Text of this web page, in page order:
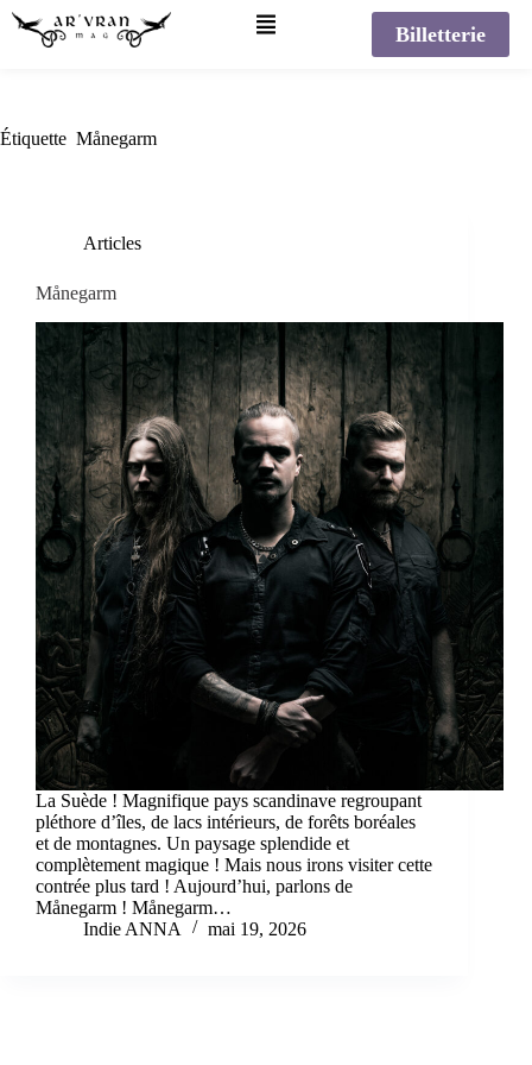
Billetterie
Étiquette Månegarm
Articles
Månegarm
La Suède ! Magnifique pays scandinave regroupant
pléthore d’îles, de lacs intérieurs, de forêts boréales
et de montagnes. Un paysage splendide et
complètement magique ! Mais nous irons visiter cette
contrée plus tard ! Aujourd’hui, parlons de
Månegarm ! Månegarm…
Indie ANNA
mai 19, 2026